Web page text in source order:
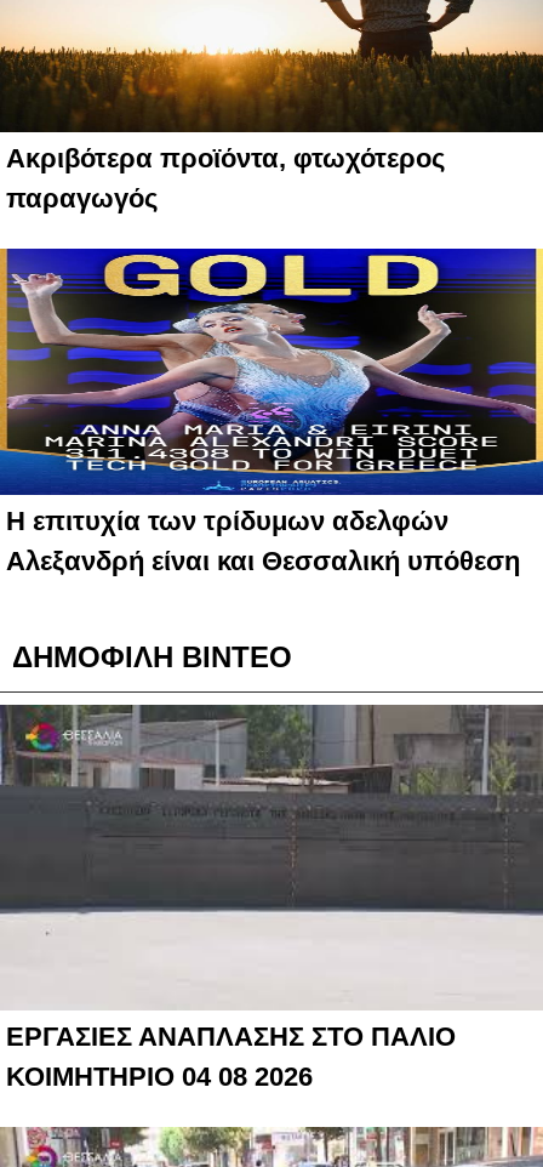
Ακριβότερα προϊόντα, φτωχότερος
παραγωγός
Η επιτυχία των τρίδυμων αδελφών
Αλεξανδρή είναι και Θεσσαλική υπόθεση
ΔΗΜΟΦΙΛΗ ΒΙΝΤΕΟ
ΕΡΓΑΣΙΕΣ ΑΝΑΠΛΑΣΗΣ ΣΤΟ ΠΑΛΙΟ
ΚΟΙΜΗΤΗΡΙΟ 04 08 2026